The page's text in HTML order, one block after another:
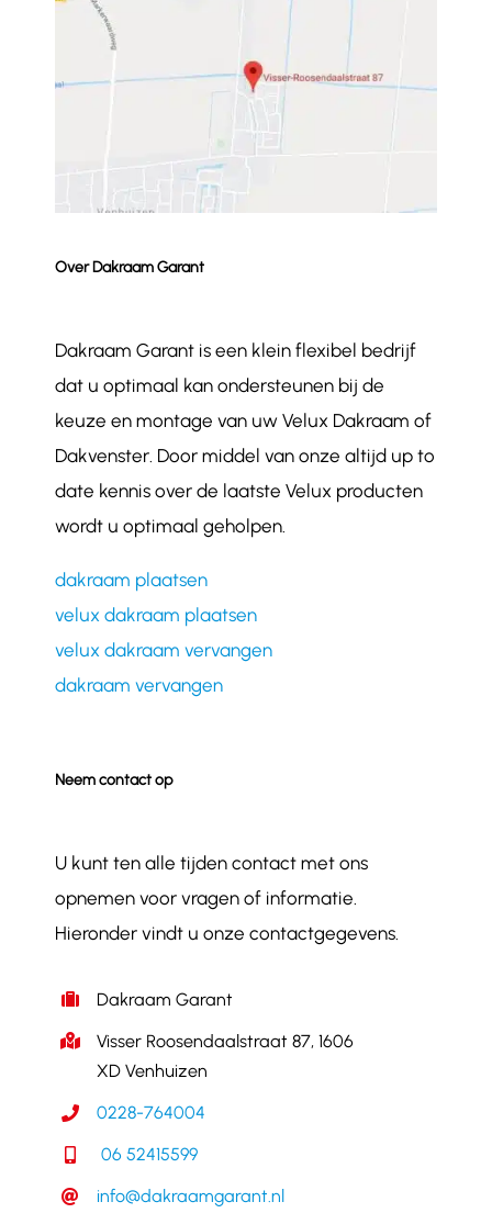
Over Dakraam Garant
Dakraam Garant is een klein flexibel bedrijf
dat u optimaal kan ondersteunen bij de
keuze en montage van uw Velux Dakraam of
Dakvenster. Door middel van onze altijd up to
date kennis over de laatste Velux producten
wordt u optimaal geholpen.
dakraam plaatsen
velux dakraam plaatsen
velux dakraam vervangen
dakraam vervangen
Neem contact op
U kunt ten alle tijden contact met ons
opnemen voor vragen of informatie.
Hieronder vindt u onze contactgegevens.
Dakraam Garant
Visser Roosendaalstraat 87, 1606
XD Venhuizen
0228-764004
06 52415599
info@dakraamgarant.nl